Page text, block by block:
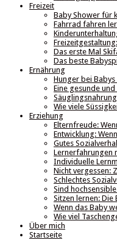
Freizeit
Baby Shower für
Fahrrad fahren
Das erste Mal
Das beste
Ernährung
Hunger bei
Eine gesunde
Wie viele
Erziehung
Elternfreude:
Entwicklung:
Gutes
Lernerfahrungen
Individuelle
Nicht vergessen:
Schlechtes
Sind
Sitzen lernen: Die
Wenn das Baby
Wie viel
Über mich
Startseite